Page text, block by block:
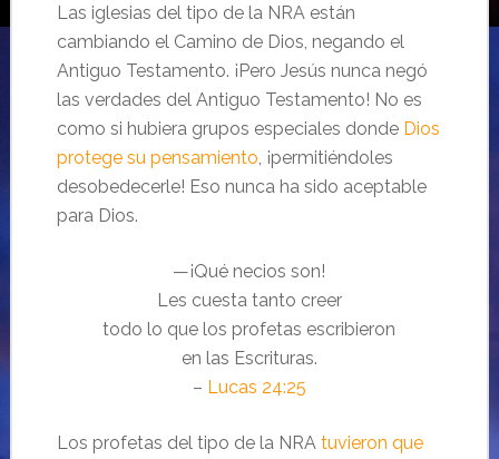
Las iglesias del tipo de la NRA están
cambiando el Camino de Dios, negando el
Antiguo Testamento. ¡Pero Jesús nunca negó
las verdades del Antiguo Testamento! No es
como si hubiera grupos especiales donde Dios
protege su pensamiento , ¡permitiéndoles
desobedecerle! Eso nunca ha sido aceptable
para Dios.
—¡Qué necios son!
Les cuesta tanto creer
todo lo que los profetas escribieron
en las Escrituras.
– Lucas 24:25
Los profetas del tipo de la NRA tuvieron que